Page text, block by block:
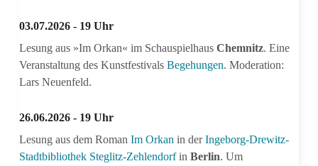
03.07.2026 - 19 Uhr
Lesung aus »Im Orkan« im SchauspielhausChemnitz. Eine
Veranstaltung des KunstfestivalsBegehungen. Moderation:
Lars Neuenfeld.
26.06.2026 - 19 Uhr
Lesung aus dem RomanIm Orkan in derIngeborg-Drewitz-
Stadtbibliothek Steglitz-ZehlendorfinBerlin. Um